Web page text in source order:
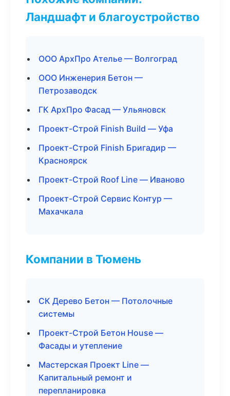
Ландшафт и благоустройство
ООО АрхПро Ателье — Волгоград
ООО Инженерия Бетон —
Петрозаводск
ГК АрхПро Фасад — Ульяновск
Проект-Строй Finish Build — Уфа
Проект-Строй Finish Бригадир —
Красноярск
Проект-Строй Roof Line — Иваново
Проект-Строй Сервис Контур —
Махачкала
Компании в Тюмень
СК Дерево Бетон — Потолочные
системы
Проект-Строй Бетон House —
Фасады и утепление
Мастерская Проект Line —
Капитальный ремонт и
перепланировка